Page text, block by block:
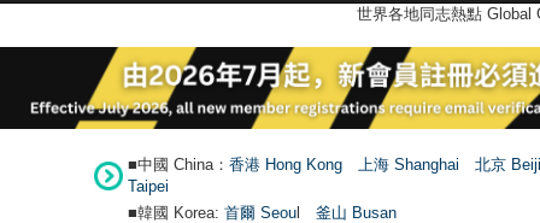
世界各地同志熱點
■中國 China： 香港 Hong Kong 上海 Shanghai
北京
Taipei
■韓國 Korea: 首爾 Seoul 釜山 Busan